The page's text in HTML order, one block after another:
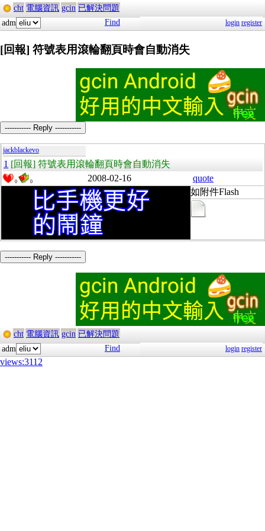
cht 電腦資訊 gcin 已解決問題
adm
Find login register
[回報] 符號表用滾輪翻頁時會自動消失
----------- Reply -----------
jackblackevo
1 [回報] 符號表用滾輪翻頁時會自動消失
0 0 2008-02-16
quote
如附件Flash
----------- Reply -----------
cht 電腦資訊 gcin 已解決問題
adm
Find login register
views:3112